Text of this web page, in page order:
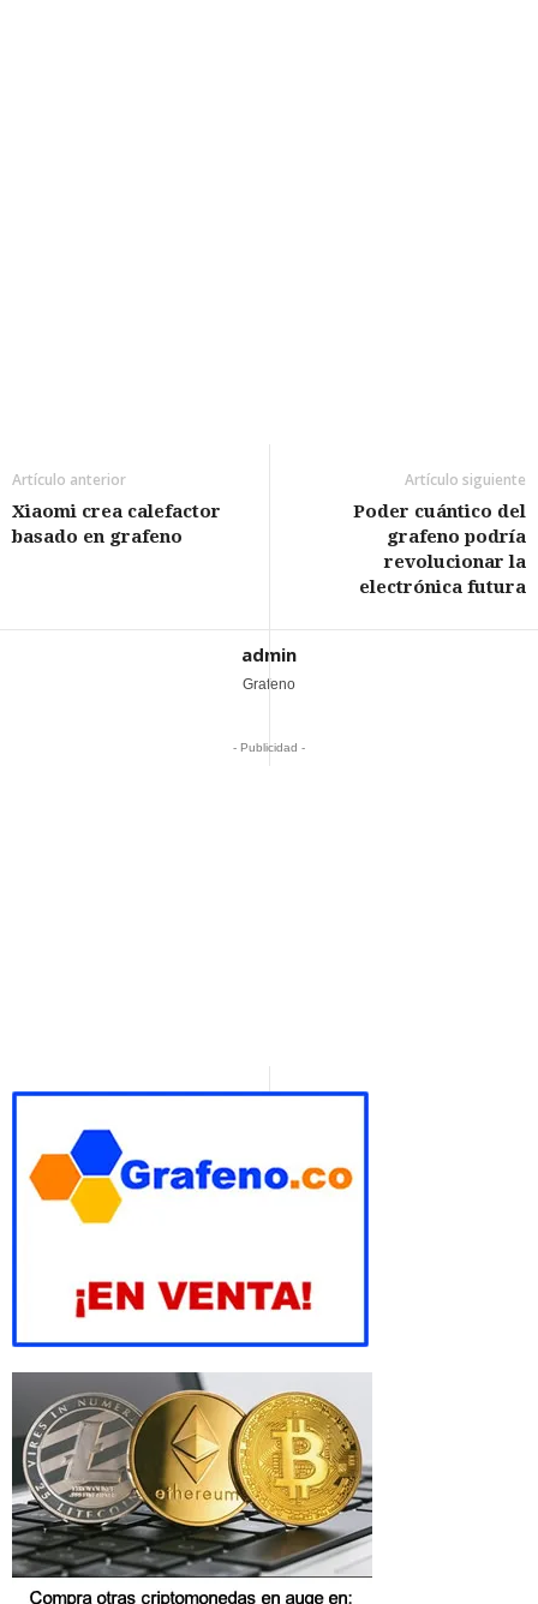
Artículo anterior
Xiaomi crea calefactor
basado en grafeno
Artículo siguiente
Poder cuántico del
grafeno podría
revolucionar la
electrónica futura
admin
Grafeno
- Publicidad -